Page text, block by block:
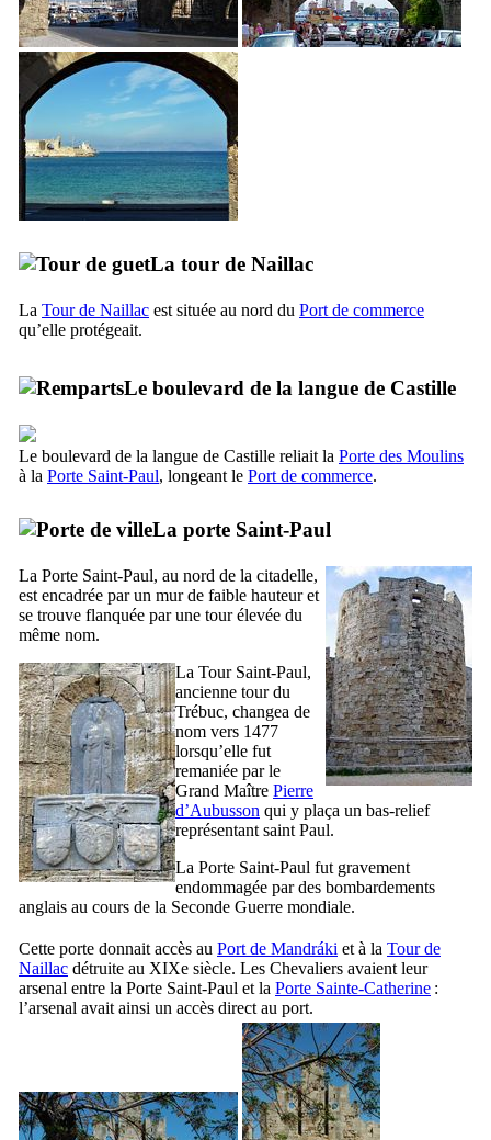
La tour de Naillac
La Tour de Naillac est située au nord du Port de commerce
qu’elle protégeait.
Le boulevard de la langue de Castille
Le boulevard de la langue de Castille reliait la Porte des Moulins
à la Porte Saint-Paul, longeant le Port de commerce.
La porte Saint-Paul
La Porte Saint-Paul, au nord de la citadelle,
est encadrée par un mur de faible hauteur et
se trouve flanquée par une tour élevée du
même nom.
La Tour Saint-Paul,
ancienne tour du
Trébuc, changea de
nom vers 1477
lorsqu’elle fut
remaniée par le
Grand Maître Pierre
d’Aubusson qui y plaça un bas-relief
représentant saint Paul.
La Porte Saint-Paul fut gravement
endommagée par des bombardements
anglais au cours de la Seconde Guerre mondiale.
Cette porte donnait accès au Port de Mandráki et à la Tour de
Naillac détruite au XIXe siècle. Les Chevaliers avaient leur
arsenal entre la Porte Saint-Paul et la Porte Sainte-Catherine :
l’arsenal avait ainsi un accès direct au port.